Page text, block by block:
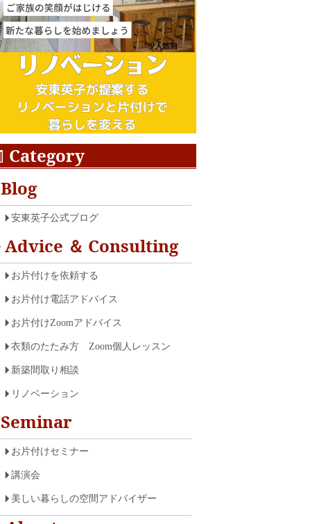
Category
Blog
安東英子公式ブログ
Advice ＆ Consulting
お片付けを依頼する
お片付け電話アドバイス
お片付けZoomアドバイス
衣類のたたみ方 Zoom個人レッスン
新築間取り相談
リノベーション
Seminar
お片付けセミナー
講演会
美しい暮らしの空間アドバイザー